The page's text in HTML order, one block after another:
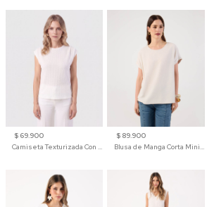
$ 69.900
Camiseta Texturizada Con Hombro Caído Para Mujer
$ 89.900
Blusa de Manga Corta Minimalista para Mujer